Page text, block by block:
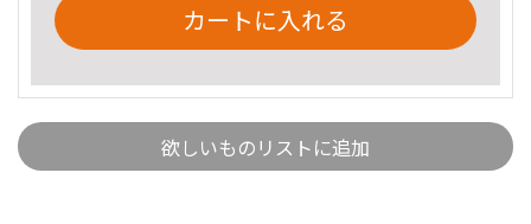
カートに入れる
欲しいものリストに追加